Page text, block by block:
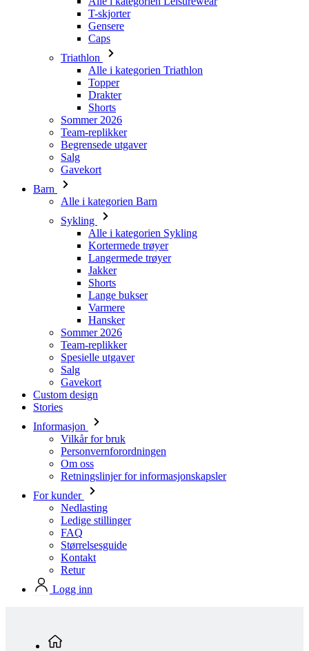
Alle i kategorien Triathlon
Topper
Drakter
Shorts
Sommer 2026
Team-replikker
Begrensede utgaver
Salg
Gavekort
Barn
Alle i kategorien Barn
Sykling
Alle i kategorien Sykling
Langermede trøyer
Jakker
Shorts
Lange bukser
Varmere
Hansker
Sommer 2026
Team-replikker
Spesielle utgaver
Salg
Gavekort
Custom design
Stories
Informasjon
Vilkår for bruk
Personvernforordningen
Om oss
Retningslinjer for informasjonskapsler
For kunder
Nedlasting
Ledige stillinger
FAQ
Størrelsesguide
Kontakt
Retur
Logg inn
Menn